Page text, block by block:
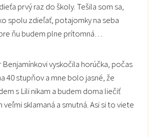
prvý raz do školy. Tešila som sa,
spolu zdieľať, potajomky na seba
ňu budem plne prítomná…
vyskočila horúčka, počas
40 stupňov a mne bolo jasné, že
s Lili nikam a budem doma liečiť
veľmi sklamaná a smutná. Asi si to viete